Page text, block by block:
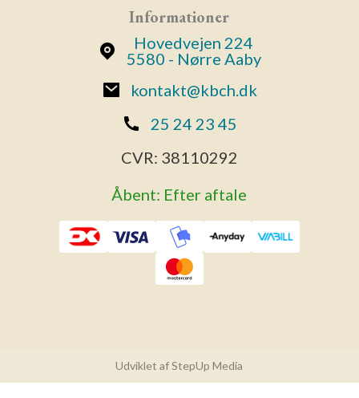
Informationer
Hovedvejen 224
5580 - Nørre Aaby
kontakt@kbch.dk
25 24 23 45
CVR: 38110292
Åbent: Efter aftale
Udviklet af StepUp Media